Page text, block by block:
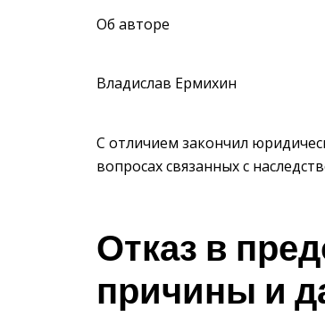
Об авторе
Владислав Ермихин
С отличием закончил
вопросах связанных с
Отказ в
причины и